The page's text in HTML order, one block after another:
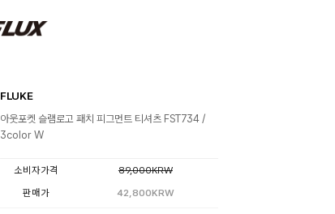
FLUKE
아웃포켓 슬램로고 패치 피그먼트 티셔츠 FST734 /
3color W
소비자가격
89,000KRW
판매가
42,800KRW